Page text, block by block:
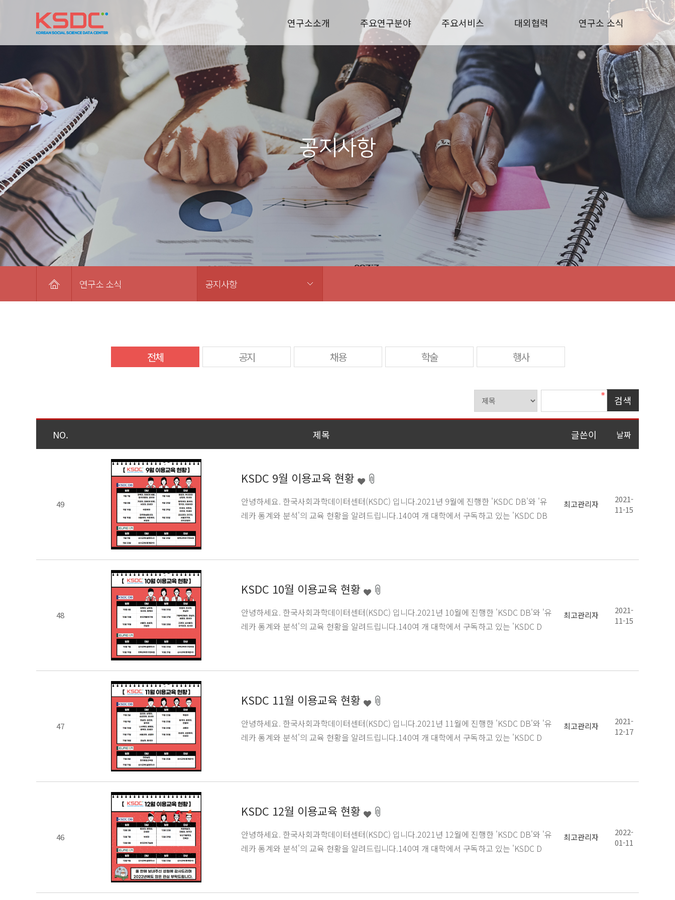
연구소소개 주요연구분야 주요서비스 대외협력 연구소 소식
공지사항
연구소 소식 공지사항
전체 공지 채용 학술 행사
NO. 제목 글쓴이 날짜
49
KSDC 9월 이용교육 현황
안녕하세요. 한국사회과학데이터센터(KSDC) 입니다.2021년 9월에 진행한 'KSDC DB'와 '유
레카 통계와 분석'의 교육 현황을 알려드립니다.140여 개 대학에서 구독하고 있는 'KSDC DB
최고관리자
2021-
11-15
48
KSDC 10월 이용교육 현황
안녕하세요. 한국사회과학데이터센터(KSDC) 입니다.2021년 10월에 진행한 'KSDC DB'와 '유
레카 통계와 분석'의 교육 현황을 알려드립니다.140여 개 대학에서 구독하고 있는 'KSDC D
최고관리자
2021-
11-15
47
KSDC 11월 이용교육 현황
안녕하세요. 한국사회과학데이터센터(KSDC) 입니다.2021년 11월에 진행한 'KSDC DB'와 '유
레카 통계와 분석'의 교육 현황을 알려드립니다.140여 개 대학에서 구독하고 있는 'KSDC D
최고관리자
2021-
12-17
46
KSDC 12월 이용교육 현황
안녕하세요. 한국사회과학데이터센터(KSDC) 입니다.2021년 12월에 진행한 'KSDC DB'와 '유
레카 통계와 분석'의 교육 현황을 알려드립니다.140여 개 대학에서 구독하고 있는 'KSDC D
최고관리자
2022-
01-11